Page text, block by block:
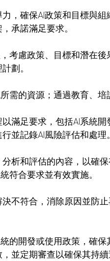
，確保AI政策和目標與
承諾滿足要求。
考慮政策、目標和潛在
劃。
需的資源；通過教育、培
滿足要求，包括AI系統
並記錄AI風險評估和處理。
析和評估的內容，以確
符合要求並有效實施。
不符合，消除原因並防
的開發或使用政策，確
並定期審查以確保其持續